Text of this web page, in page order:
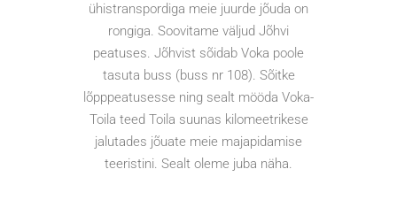
ühistranspordiga meie juurde jõuda on
rongiga. Soovitame väljud Jõhvi
peatuses. Jõhvist sõidab Voka poole
tasuta buss (buss nr 108). Sõitke
lõpppeatusesse ning sealt mööda Voka-
Toila teed Toila suunas kilomeetrikese
jalutades jõuate meie majapidamise
teeristini. Sealt oleme juba näha.